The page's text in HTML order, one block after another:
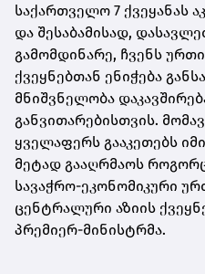
საქართველო 7 ქვეყანას
და შესაბამისად,
გამომდინარე, ჩვენს
ქვეყნებთან ენიჭება
მნიშვნელობა
განვითარებისთვის.
ყველაფერს გააკეთებს
მეტად გააღრმაოს
სავაჭრო-ეკონომიკური
ცენტრალური აზიის
პრემიერ-მინისტრმა.